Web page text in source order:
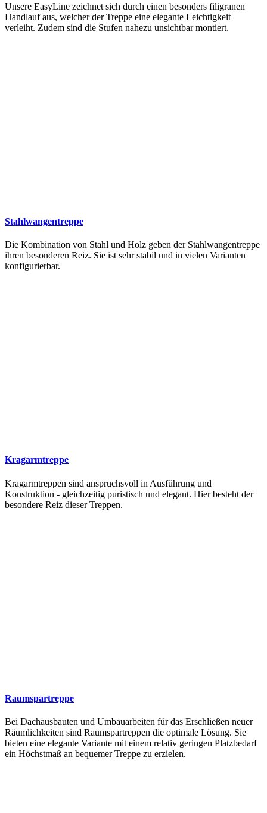
Unsere EasyLine zeichnet sich durch einen besonders filigranen
Handlauf aus, welcher der Treppe eine elegante Leichtigkeit
verleiht. Zudem sind die Stufen nahezu unsichtbar montiert.
Stahlwangentreppe
Die Kombination von Stahl und Holz geben der Stahlwangentreppe
ihren besonderen Reiz. Sie ist sehr stabil und in vielen Varianten
konfigurierbar.
Kragarmtreppe
Kragarmtreppen sind anspruchsvoll in Ausführung und
Konstruktion - gleichzeitig puristisch und elegant. Hier besteht der
besondere Reiz dieser Treppen.
Raumspartreppe
Bei Dachausbauten und Umbauarbeiten für das Erschließen neuer
Räumlichkeiten sind Raumspartreppen die optimale Lösung. Sie
bieten eine elegante Variante mit einem relativ geringen Platzbedarf
ein Höchstmaß an bequemer Treppe zu erzielen.